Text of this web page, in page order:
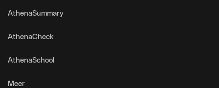
AthenaSummary
AthenaCheck
AthenaSchool
Meer